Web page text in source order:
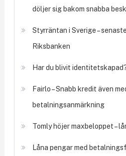
döljer sig bakom snabba
Styrräntan i Sverige –
Riksbanken
Har du blivit
Fairlo – Snabb kredit även
betalningsanmärkning
Tomly höjer maxbeloppet –
Låna pengar med